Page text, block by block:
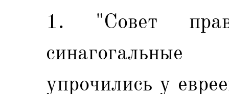
1. "Совет
упрочились у